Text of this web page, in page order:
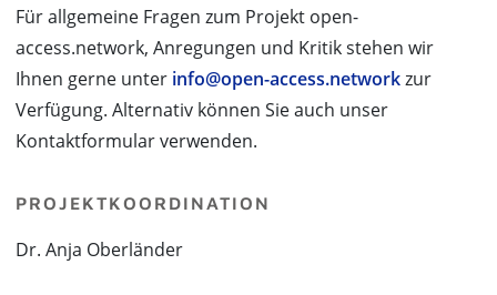
Für allgemeine Fragen zum Projekt open-
access.network, Anregungen und Kritik stehen wir
Ihnen gerne unter info@open-access.networkzur
Verfügung. Alternativ können Sie auch unser
Kontaktformular verwenden.
PROJEKTKOORDINATION
Dr. Anja Oberländer